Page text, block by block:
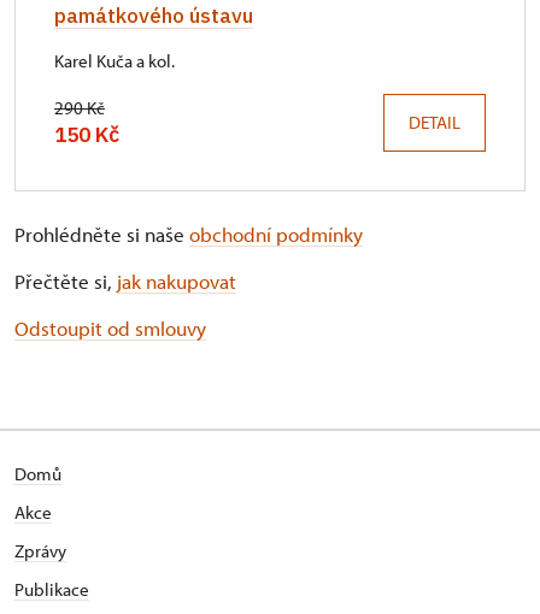
památkového ústavu
Karel Kuča a kol.
290 Kč
150 Kč DETAIL
Prohlédněte si naše obchodní podmínky
Přečtěte si, jak nakupovat
Odstoupit od smlouvy
Domů
Akce
Zprávy
Publikace